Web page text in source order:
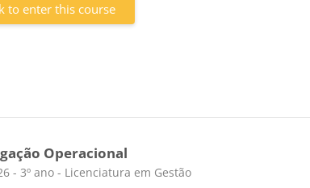
to enter this course
Operacional
- 3º ano - Licenciatura em Gestão